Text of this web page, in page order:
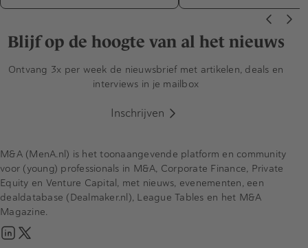
Blijf op de hoogte van al het nieuws
Ontvang 3x per week de nieuwsbrief met artikelen, deals en
interviews in je mailbox
Inschrijven
M&A (MenA.nl) is het toonaangevende platform en community
voor (young) professionals in M&A, Corporate Finance, Private
Equity en Venture Capital, met nieuws, evenementen, een
dealdatabase (Dealmaker.nl), League Tables en het M&A
Magazine.